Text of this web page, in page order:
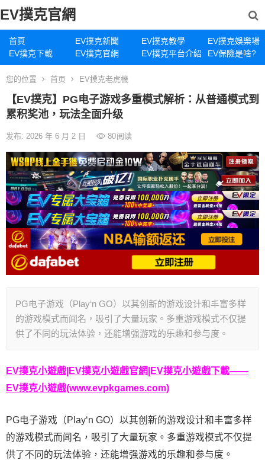
EV撲克官網
首頁 EV撲克新聞 EV撲克教學
EV撲克娛樂場
EV撲克下載
EV撲克官網 EV撲克平台介紹 EV保險是啥?
您的位置 首页 EV撲克老虎機
【EV撲克】PG电子游戏多重模式解析：从普通模式到
累积奖池，玩法全面升级
发布: 2026 年 6 月 2 日 80阅读
PG电子游戏（Play‘n GO）以其创新的游戏设计和丰富多样
的游戏模式而闻名，吸引了大量玩家。多重游戏模式不仅提
供了不同的玩法体验，还能增强游戏的乐趣和参与度。
EV撲克小遊戲|EV撲克小遊戲官網|EV撲克小遊戲下載——
EV撲克小遊戲(www.evpkgames.com)
PG电子游戏（Play‘n GO）以其创新的游戏设计和丰富多样
的游戏模式而闻名，吸引了大量玩家。多重游戏模式不仅提
供了不同的玩法体验，还能增强游戏的乐趣和参与度。